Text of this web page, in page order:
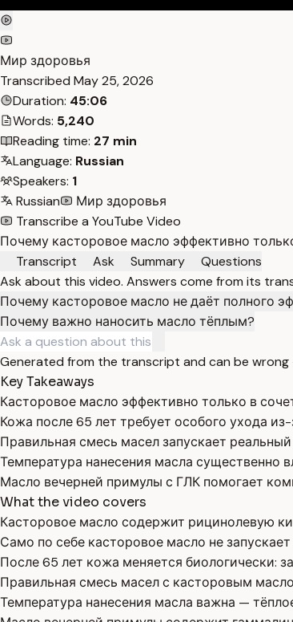
Мир здоровья
Transcribed May 25, 2026
Duration: 45:06
Words: 5,240
Reading time: 27 min
Language: Russian
Speakers: 1
Russian
Мир здоровья
Transcribe a YouTube Video
Почему касторовое масло эффективно
Transcript
Ask Summary
Questions
Ask about this video. Answers come from its
Почему касторовое масло не даёт полного
Почему важно наносить масло тёплым?
Generated from the transcript and can be
Key Takeaways
Касторовое масло эффективно только в
Кожа после 65 лет требует особого ухода
Правильная смесь масел запускает
Температура нанесения масла существенно
Масло вечерней примулы с ГЛК помогает
What the video covers
Касторовое масло содержит рицинолевую
Само по себе касторовое масло не
После 65 лет кожа меняется биологически:
Правильная смесь масел с касторовым
Температура нанесения масла важна —